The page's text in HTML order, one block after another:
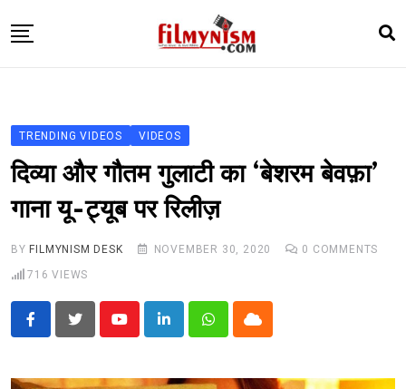
to
TELEVISION
BHOJPURI
NEWS ABTAK
STARRY SIDES
TRENDING VIDEOS VIDEOS
दिव्या और गौतम गुलाटी का ‘बेशरम बेवफ़ा’
गाना यू-ट्यूब पर रिलीज़
BY FILMYNISM DESK NOVEMBER 30, 2020 0 COMMENTS
716 VIEWS
YoutubeLinkedInWhatsappCloud